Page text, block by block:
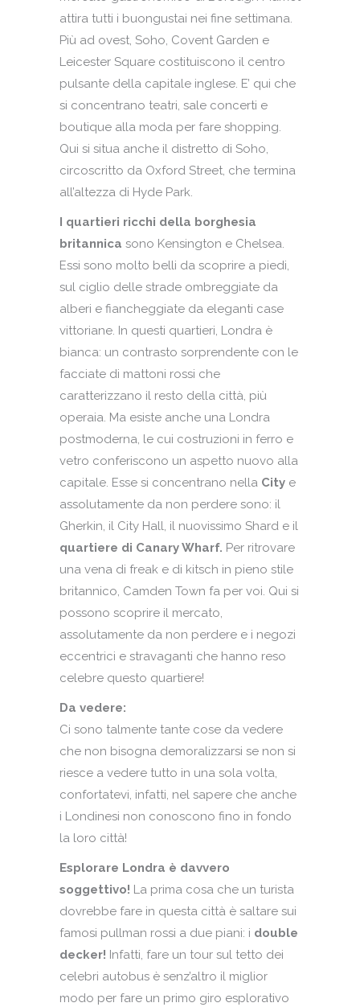
attira tutti i buongustai nei fine settimana.
Più ad ovest, Soho, Covent Garden e
Leicester Square costituiscono il centro
pulsante della capitale inglese. E’ qui che
si concentrano teatri, sale concerti e
boutique alla moda per fare shopping.
Qui si situa anche il distretto di Soho,
circoscritto da Oxford Street, che termina
all’altezza di Hyde Park.
I quartieri ricchi della borghesia
britannica sono Kensington e Chelsea.
Essi sono molto belli da scoprire a piedi,
sul ciglio delle strade ombreggiate da
alberi e fiancheggiate da eleganti case
vittoriane. In questi quartieri, Londra è
bianca: un contrasto sorprendente con le
facciate di mattoni rossi che
caratterizzano il resto della città, più
operaia. Ma esiste anche una Londra
postmoderna, le cui costruzioni in ferro e
vetro conferiscono un aspetto nuovo alla
capitale. Esse si concentrano nella City e
assolutamente da non perdere sono: il
Gherkin, il City Hall, il nuovissimo Shard e il
quartiere di Canary Wharf. Per ritrovare
una vena di freak e di kitsch in pieno stile
britannico, Camden Town fa per voi. Qui si
possono scoprire il mercato,
assolutamente da non perdere e i negozi
eccentrici e stravaganti che hanno reso
celebre questo quartiere!
Da vedere:
Ci sono talmente tante cose da vedere
che non bisogna demoralizzarsi se non si
riesce a vedere tutto in una sola volta,
confortatevi, infatti, nel sapere che anche
i Londinesi non conoscono fino in fondo
la loro città!
Esplorare Londra è davvero
soggettivo! La prima cosa che un turista
dovrebbe fare in questa città è saltare sui
famosi pullman rossi a due piani: i double
decker! Infatti, fare un tour sul tetto dei
celebri autobus è senz’altro il miglior
modo per fare un primo giro esplorativo